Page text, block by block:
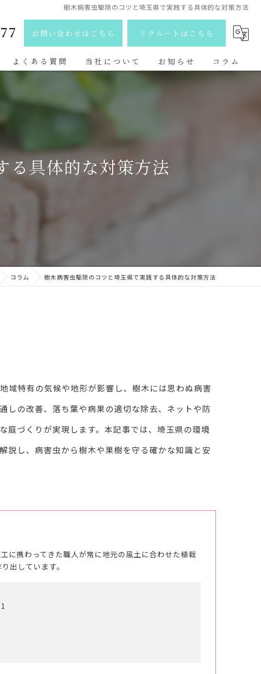
樹木病害虫駆除のコツと埼玉県で実践する具体的な対策方法
お問い合わせはこちら リクルートはこちら
よくある質問 当社について お知らせ コラム
る具体的な対策方法
コラム 樹木病害虫駆除のコツと埼玉県で実践する具体的な対策方法
域特有の気候や地形が影響し、樹木には思わぬ病害
しの改善、落ち葉や病果の適切な除去、ネットや防
庭づくりが実現します。本記事では、埼玉県の環境
説し、病害虫から樹木や果樹を守る確かな知識と安
に携わってきた職人が常に地元の風土に合わせた植栽
出しています。